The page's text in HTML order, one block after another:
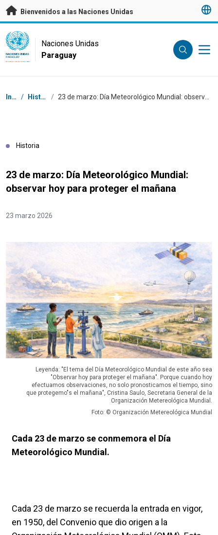
Saltar a contenido principal
Bienvenidos a las Naciones Unidas
UN Logo
NACIONES UNIDAS
PARAGUAY
Naciones Unidas
Paraguay
Coordenadas dentro de la ruta de navegación
Inicio / Historias / 23 de marzo: Día Meteorológico Mundial: observar hoy para proteger el mañana
Historia
23 de marzo: Día Meteorológico Mundial:
observar hoy para proteger el mañana
23 marzo 2026
Leyenda: "El tema del Día Meteorológico Mundial de este año sea
"Observar hoy para proteger el mañana". Porque cuando hoy
efectuamos observaciones, no solo pronosticamos el tiempo, sino
que protegemo"s el mañana", Cristina Saulo, Secretaria General de la
Organización Metereológica Mundial.
Foto: © Organización Metereológica Mundial
Cada 23 de marzo se conmemora el Día
Meteorológico Mundial.
Cada 23 de marzo se recuerda la entrada en vigor,
en 1950, del Convenio que dio origen a la